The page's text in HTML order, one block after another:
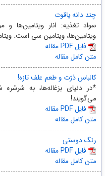
چند دانه یاقوت
سواد تغذیه: انار ویتامین‌ها و
ویتامین‌ها، ویتامین سی است.
مقاله PDF فایل
متن کامل مقاله
کالباس ذرّت و طعم علف تازه!
*در دنیای بزغاله‌ها، به
می‌گویند!
مقاله PDF فایل
متن کامل مقاله
رنگ دوستی
مقاله PDF فایل
متن کامل مقاله